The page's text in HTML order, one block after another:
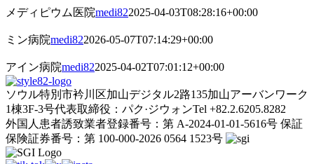
メディピウム医院medi822025-04-03T08:28:16+00:00
ミン病院medi822026-05-07T07:14:29+00:00
アイン病院medi822025-04-02T07:01:12+00:00
ソウル特別市衿川区加山デジタル2路135加山アーバンワーク
1棟3F-3号代表取締役：パク·ジウォンTel +82.2.6205.8282
外国人患者誘致業者登録番号：第 A-2024-01-01-5616号 保証
保険証券番号：第 100-000-2026 0564 1523号